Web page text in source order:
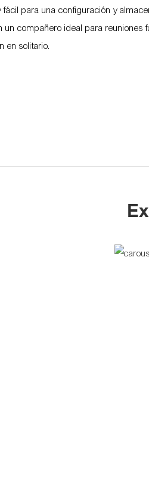
para una configuración y
un compañero ideal para reuniones
en solitario.